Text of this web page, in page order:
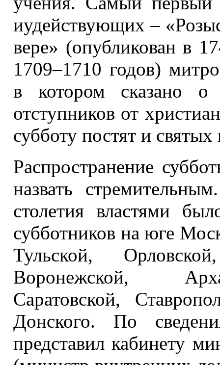
иудействующих –
вере» (опубликован в
1709–1710 годов)
в котором сказано
отступников от
субботу постят и
Распространение
назвать
столетия властями
субботников на юге
Тульской,
Воронежской,
Саратовской,
Донского. По
представил кабинету